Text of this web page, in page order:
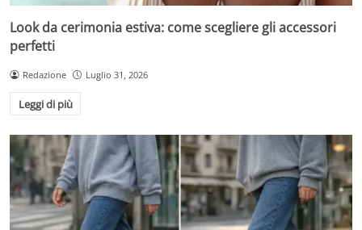
Look da cerimonia estiva: come scegliere gli accessori
perfetti
Redazione Luglio 31, 2026
Leggi di più